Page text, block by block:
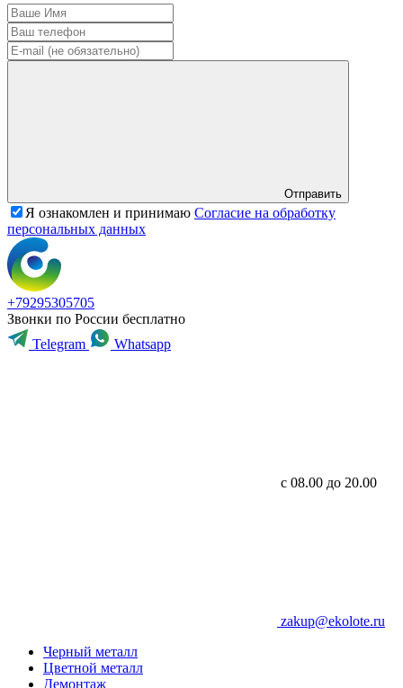
Отправить
Я ознакомлен и принимаю Согласие на обработку
персональных данных
+79295305705
Звонки по России бесплатно
Telegram
Whatsapp
с 08.00 до 20.00
zakup@ekolote.ru
Черный металл
Цветной металл
Демонтаж